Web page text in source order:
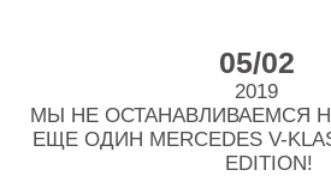
05/02
2019
МЫ НЕ ОСТАНАВЛИВАЕМСЯ
ЕЩЕ ОДИН MERCEDES V-
EDITION!